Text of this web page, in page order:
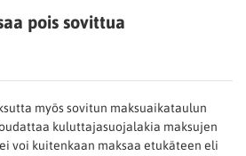
pois sovittua
myös sovitun maksuaikataulun
kuluttajasuojalakia maksujen
voi kuitenkaan maksaa etukäteen eli